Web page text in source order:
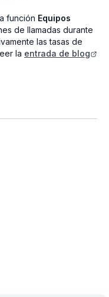
función Equipos
de llamadas durante
las tasas de
la entrada de blog